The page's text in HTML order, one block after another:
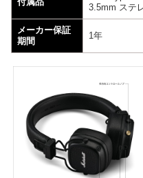
3.5mm ステ
メーカー保証
期間
1年